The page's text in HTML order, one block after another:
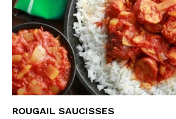
ROUGAIL SAUCISSES